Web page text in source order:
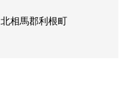
北相馬郡利根町